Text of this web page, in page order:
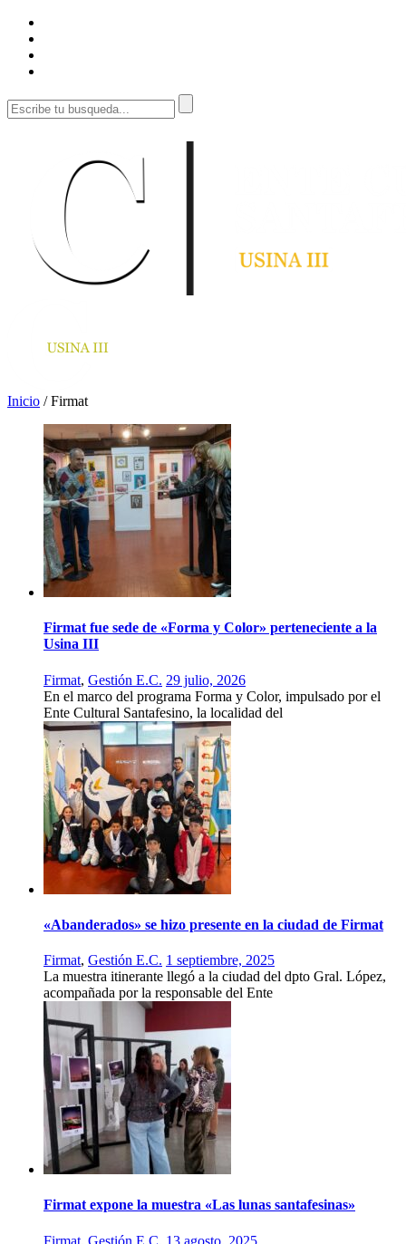
Inicio /Firmat
Firmat fue sede de «Forma y Color» perteneciente a la
Usina III
Firmat, Gestión E.C. 29 julio, 2026
En el marco del programa Forma y Color, impulsado por el
Ente Cultural Santafesino, la localidad del
«Abanderados» se hizo presente en la ciudad de Firmat
Firmat, Gestión E.C. 1 septiembre, 2025
La muestra itinerante llegó a la ciudad del dpto Gral. López,
acompañada por la responsable del Ente
Firmat expone la muestra «Las lunas santafesinas»
Firmat, Gestión E.C. 13 agosto, 2025